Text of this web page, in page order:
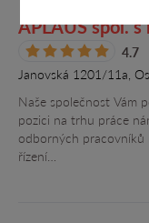
APLAUS spol. s
4.7
Janovská 1201/11a,
Naše společnost Vám
pozici na trhu práce
odborných pracovníků
řízení…